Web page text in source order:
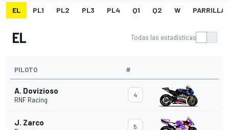
EL PL1 PL2 PL3 PL4 Q1 Q2 W PARRILLA
EL Todas las estadísticas
PILOTO #
A. Dovizioso
RNF Racing
4
J. Zarco 5